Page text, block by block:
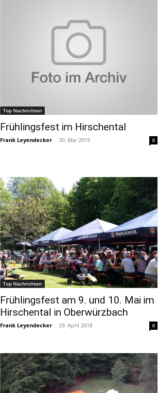
Top Nachrichten
Frühlingsfest im Hirschental
Frank Leyendecker - 30. Mai 2019 0
Top Nachrichten
Frühlingsfest am 9. und 10. Mai im
Hirschental in Oberwürzbach
Frank Leyendecker - 29. April 2018 0